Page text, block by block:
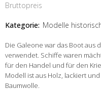
Bruttopreis
Kategorie: Modelle
Die Galeone war das Boot
verwendet. Schiffe waren
für den Handel und für den
Modell ist aus Holz, lackiert
Baumwolle.